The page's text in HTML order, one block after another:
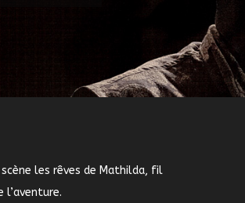
les rêves de Mathilda, fil
l’aventure.